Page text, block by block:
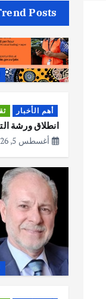
Posts
أهم الأخبار
انطلاق ورشة
أغسطس 5, 2026